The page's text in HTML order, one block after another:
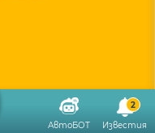
АвтоБОТ
2
Известия